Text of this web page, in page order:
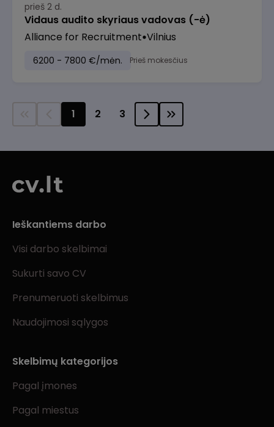
prieš 2 d.
Vidaus audito skyriaus vadovas (-ė)
Alliance for Recruitment Vilnius
6200 - 7800 €/mėn. Prieš mokesčius
1 2 3
Ieškantiems darbo
Visi darbo skelbimai
Sukurti savo CV
Prenumeruoti skelbimus
Naudojimosi sąlygos
Skelbimų kategorijos
Pagal įmones
Pagal miestus